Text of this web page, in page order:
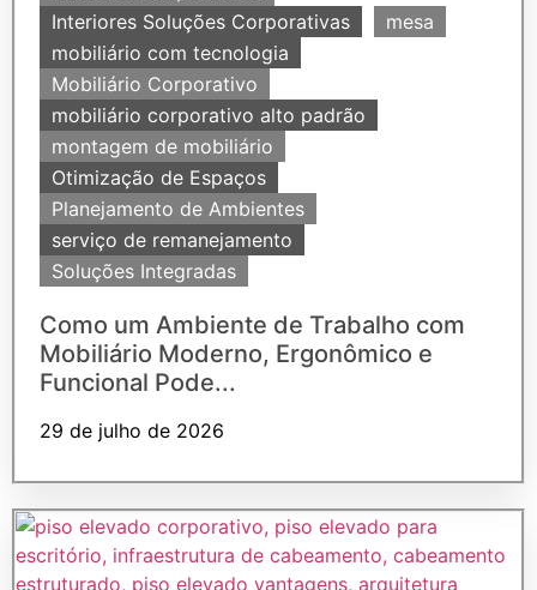
Interiores Soluções Corporativas
mesa
mobiliário com tecnologia
Mobiliário Corporativo
mobiliário corporativo alto padrão
montagem de mobiliário
Otimização de Espaços
Planejamento de Ambientes
serviço de remanejamento
Soluções Integradas
Como um Ambiente de Trabalho com
Mobiliário Moderno, Ergonômico e
Funcional Pode...
29 de julho de 2026